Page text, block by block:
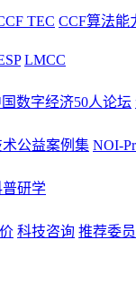
TEC CCF算法能
LMCC
数字经济50人论坛
术公益案例集 NOI-
普研学
科技咨询 推荐委